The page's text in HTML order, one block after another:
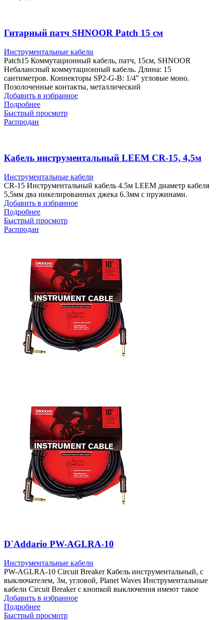
Гитарный патч SHNOOR Patch 15 см
Инструментальные кабели
Patch15 Коммутационный кабель, патч, 15см, SHNOOR
Небалансный коммутационный кабель. Длина: 15
сантиметров. Коннекторы SP2-G-B: 1/4″ угловые моно.
Позолоченные контакты, металлический
Добавить в избранное
Подробнее
Быстрый просмотр
Распродан
Кабель инструментальный LEEM CR-15, 4,5м
Инструментальные кабели
CR-15 Инструментальный кабель 4.5м LEEM диаметр кабеля
5,5мм два никелированных джека 6.3мм с пружинами.
Добавить в избранное
Подробнее
Быстрый просмотр
Распродан
D`Addario PW-AGLRA-10
Инструментальные кабели
PW-AGLRA-10 Circuit Breaker Кабель инструментальный, с
выключателем, 3м, угловой, Planet Waves Инструментальные
кабели Circuit Breaker с кнопкой выключения имеют такое
Добавить в избранное
Подробнее
Быстрый просмотр